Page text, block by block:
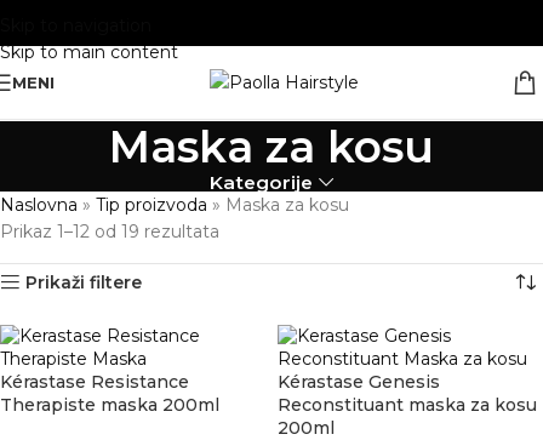
Skip to main content
MENI
Maska za kosu
Kategorije
Naslovna » Tip proizvoda » Maska za kosu
Prikaz 1–12 od 19 rezultata
Prikaži filtere
Kérastase Resistance
Therapiste maska 200ml
Kérastase Genesis
Reconstituant maska za kosu
200ml